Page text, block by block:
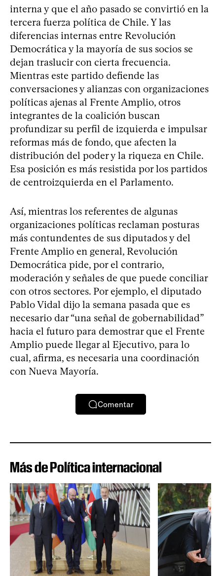
interna y que el año pasado se convirtió en la
tercera fuerza política de Chile. Y las
diferencias internas entre Revolución
Democrática y la mayoría de sus socios se
dejan traslucir con cierta frecuencia.
Mientras este partido defiende las
conversaciones y alianzas con organizaciones
políticas ajenas al Frente Amplio, otros
integrantes de la coalición buscan
profundizar su perfil de izquierda e impulsar
reformas más de fondo, que afecten la
distribución del poder y la riqueza en Chile.
Esa posición es más resistida por los partidos
de centroizquierda en el Parlamento.
Así, mientras los referentes de algunas
organizaciones políticas reclaman posturas
más contundentes de sus diputados y del
Frente Amplio en general, Revolución
Democrática pide, por el contrario,
moderación y señales de que puede conciliar
con otros sectores. Por ejemplo, el diputado
Pablo Vidal dijo la semana pasada que es
necesario dar “una señal de gobernabilidad”
hacia el futuro para demostrar que el Frente
Amplio puede llegar al Ejecutivo, para lo
cual, afirma, es necesaria una coordinación
con Nueva Mayoría.
Comentar
Más de Política internacional